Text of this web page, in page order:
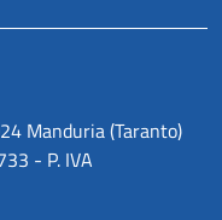
Manduria (Taranto)
- P. IVA